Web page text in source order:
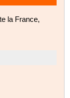
la France,